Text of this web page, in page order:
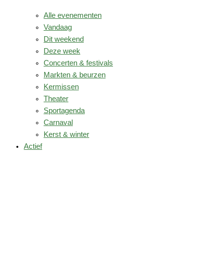
Alle evenementen
Vandaag
Dit weekend
Deze week
Concerten & festivals
Markten & beurzen
Kermissen
Theater
Sportagenda
Carnaval
Kerst & winter
Actief